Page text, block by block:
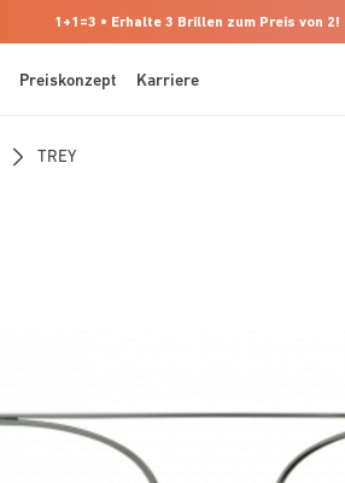
1+1=3 • Erhalte 3 Brillen zum Preis von 2! |
Preiskonzept Karriere
TREY